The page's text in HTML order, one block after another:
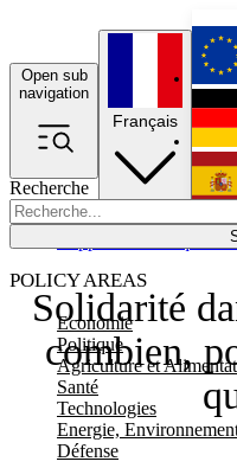
Open sub
navigation
Recherche
POLICY AREAS
Economie
Politique
Agriculture et
Santé
Technologies
Energie,
Défense
Français
Solidarité
combien,